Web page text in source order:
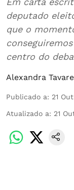
deputado
que o momento de marcar a agenda."Mas
centro do
Alexandra
Publicado a: 21
Atualizado a: 21